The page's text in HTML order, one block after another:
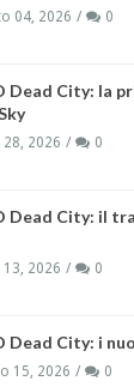
04, 2026 0
Dead City: la
28, 2026 0
Dead City: il
13, 2026 0
Dead City: i
15, 2026 0